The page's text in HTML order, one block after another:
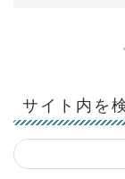
サイト内を